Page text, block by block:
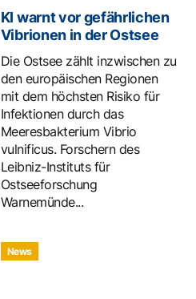
KI warnt vor gefährlichen
Vibrionen in der Ostsee
Die Ostsee zählt inzwischen zu
den europäischen Regionen
mit dem höchsten Risiko für
Infektionen durch das
Meeresbakterium Vibrio
vulnificus. Forschern des
Leibniz-Instituts für
Ostseeforschung
Warnemünde...
News